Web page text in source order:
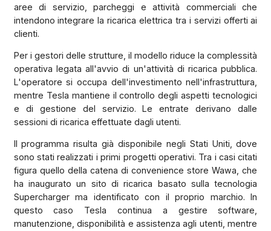
aree di servizio, parcheggi e attività commerciali che
intendono integrare la ricarica elettrica tra i servizi offerti ai
clienti.
Per i gestori delle strutture, il modello riduce la complessità
operativa legata all'avvio di un'attività di ricarica pubblica.
L'operatore si occupa dell'investimento nell'infrastruttura,
mentre Tesla mantiene il controllo degli aspetti tecnologici
e di gestione del servizio. Le entrate derivano dalle
sessioni di ricarica effettuate dagli utenti.
Il programma risulta già disponibile negli Stati Uniti, dove
sono stati realizzati i primi progetti operativi. Tra i casi citati
figura quello della catena di convenience store Wawa, che
ha inaugurato un sito di ricarica basato sulla tecnologia
Supercharger ma identificato con il proprio marchio. In
questo caso Tesla continua a gestire software,
manutenzione, disponibilità e assistenza agli utenti, mentre